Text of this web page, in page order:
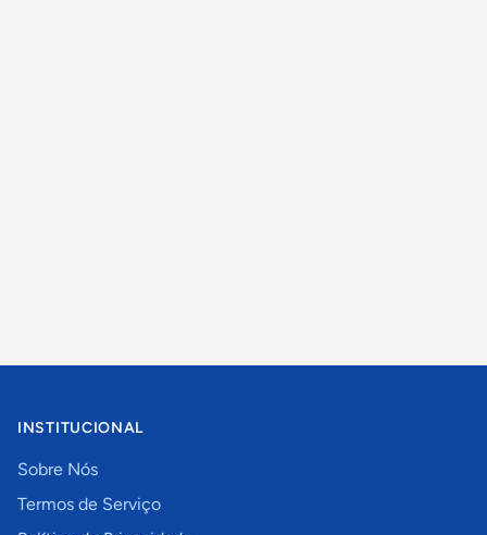
INSTITUCIONAL
Sobre Nós
Termos de Serviço